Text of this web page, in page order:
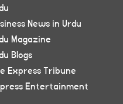
News in Urdu
Magazine
Blogs
Express Tribune
Entertainment